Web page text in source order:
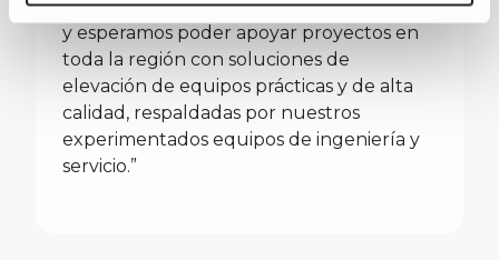
plenamente con nuestros propios valores,
y esperamos poder apoyar proyectos en
toda la región con soluciones de
elevación de equipos prácticas y de alta
calidad, respaldadas por nuestros
experimentados equipos de ingeniería y
servicio.”